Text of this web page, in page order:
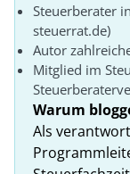
Steuerberater
steuerrat.de)
Autor
Mitglied im
Warum
Als